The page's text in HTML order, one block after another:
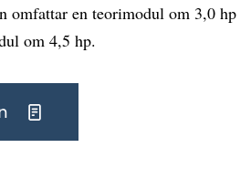
omfattar en teorimodul om 3,0 hp
om 4,5 hp.